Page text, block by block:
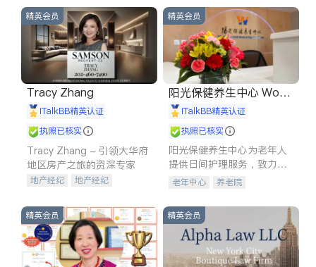
精英会员
Tracy Zhang
iTalkBB精英认证
执照已核实
Tracy Zhang - 引领大华府
地区房产之旅的资深专家
地产经纪
地产经纪
商铺租售
开发商建商
精英会员
阳光保健养生中心 World
shine
iTalkBB精英认证
执照已核实
阳光保健养生中心为老年人
提供日间护理服务，致力于
通过持续的护理创新来有效
老年中心 养老院
精英会员 精英会员